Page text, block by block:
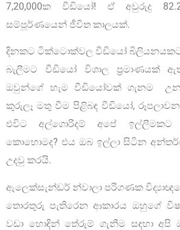
7,20,000ක වීඩියෝ! ඒ අවුරුදු
සම්පූර්ණයෙන් ජීවිත කාලයක්.
දිනකට ටික්ටොක්වල වීඩියෝ බිලියනයකට
බැලීමට වීඩියෝ විශාල ප්‍රමාණයක්
ඔවුන්ගේ හැම වීඩියෝවක් ගැනම
කුරුලෑ මතු වීම පිළිබඳ වීඩියෝ,
එවිට අල්ගොරිදම් අපේ
කොහොමද? එය ඔබ ඉල්ලා සිටින
උදවු කරයි.
ඇලෙක්සැන්ඩර් න්වාලා පරිගණක
තොරතුරු පැතිරෙන ආකාරය ඔහුගේ
වඩා හොඳින් තේරුම් ගැනීම සඳහා